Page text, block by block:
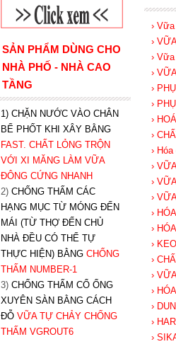
›
›
›
›
›
›
›
›
›
›
›
›
›
›
›
›
›
›
›
›
›
SẢN PHẨM DÙNG CHO
NHÀ PHỐ - NHÀ CAO
TẦNG
1) CHẶN NƯỚC VÀO CHÂN
BỂ PHỐT KHI XÂY BẰNG
FAST. CHẤT LỎNG TRỘN
VỚI XI MĂNG LÀM VỮA
ĐÔNG CỨNG NHANH
2) CHỐNG THẤM CÁC
HẠNG MỤC TỪ MÓNG ĐẾN
MÁI (TỪ THỢ ĐẾN CHỦ
NHÀ ĐỀU CÓ THỂ TỰ
THỰC HIỆN) BẰNG CHỐNG
THẤM NUMBER-1
3) CHỐNG THẤM CỔ ỐNG
XUYÊN SÀN BẰNG CÁCH
ĐỖ VỮA TỰ CHẢY CHỐNG
THẤM VGROUT6